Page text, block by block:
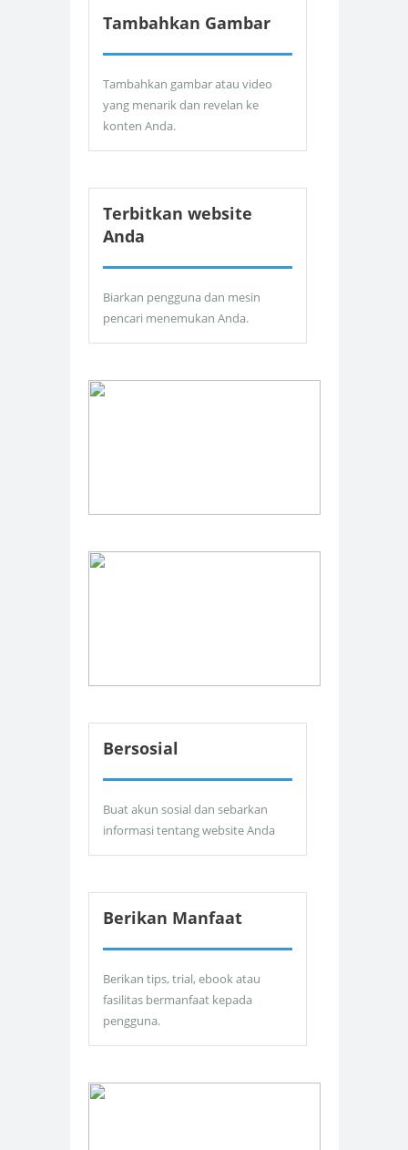
Tambahkan Gambar
Tambahkan gambar atau video
yang menarik dan revelan ke
konten Anda.
Terbitkan website
Anda
Biarkan pengguna dan mesin
pencari menemukan Anda.
Bersosial
Buat akun sosial dan sebarkan
informasi tentang website Anda
Berikan Manfaat
Berikan tips, trial, ebook atau
fasilitas bermanfaat kepada
pengguna.